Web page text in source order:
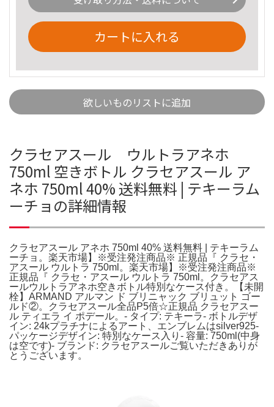
カートに入れる
欲しいものリストに追加
クラセアスール ウルトラアネホ
750ml 空きボトル クラセアスール ア
ネホ 750ml 40% 送料無料 | テキーラム
ーチョの詳細情報
クラセアスール アネホ 750ml 40% 送料無料 | テキーラム
ーチョ。楽天市場】※受注発注商品※ 正規品『 クラセ・
アスール ウルトラ 750ml。楽天市場】※受注発注商品※
正規品『 クラセ・アスール ウルトラ 750ml。クラセアス
ールウルトラアネホ空きボトル特別なケース付き。【未開
栓】ARMAND アルマン ド ブリニャック ブリュット ゴー
ルド②。クラセアスール全品P5倍☆正規品 クラセアスー
ル ティエラ イ ポデール。- タイプ: テキーラ- ボトルデザ
イン: 24kプラチナによるアート、エンブレムはsilver925-
パッケージデザイン: 特別なケース入り- 容量: 750ml(中身
は空です)- ブランド: クラセアスールご覧いただきありが
とうございます。